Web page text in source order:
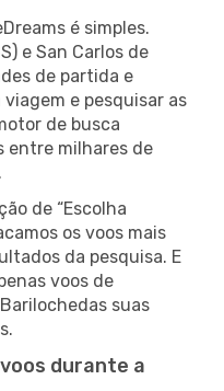
é simples.
e San Carlos de
de partida e
e pesquisar as
de busca
entre milhares de
de “Escolha
os voos mais
da pesquisa. E
voos de
suas
durante a